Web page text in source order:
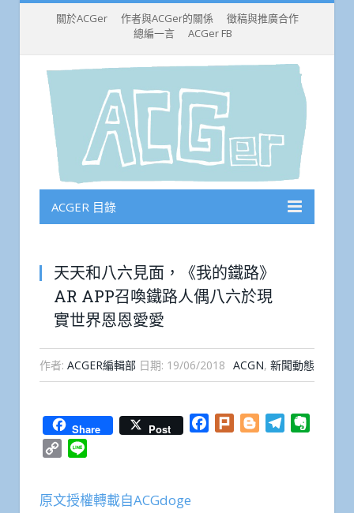
關於ACGer 作者與ACGer的關係
徵稿與推廣合作
總編一言
ACGer FB
ACGER 目錄
天天和八六見面，《我的鐵路》
AR APP召喚鐵路人偶八六於現
實世界恩恩愛愛
作者: ACGER編輯部 日期: 19/06/2018 ACGN, 新聞動態
Share Post Facebook
Plurk BloggerTelegram
Copy
原文授權轉載自ACGdoge